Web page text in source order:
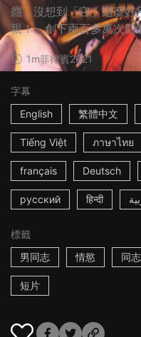
癮，沒想到「它」這麼
親！」創下兩百多萬次觀
1m菲律賓2021
字幕
English
繁體中文
Tiếng Việt ภาษาไทย
français Deutsch
русский हिन्दी
標籤
男同志
情慾 同
短片